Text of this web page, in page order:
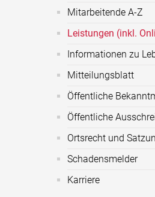
Mitarbeitende A-Z
Leistungen (inkl.
Informationen zu
Mitteilungsblatt
Öffentliche
Öffentliche
Ortsrecht und
Schadensmelder
Karriere